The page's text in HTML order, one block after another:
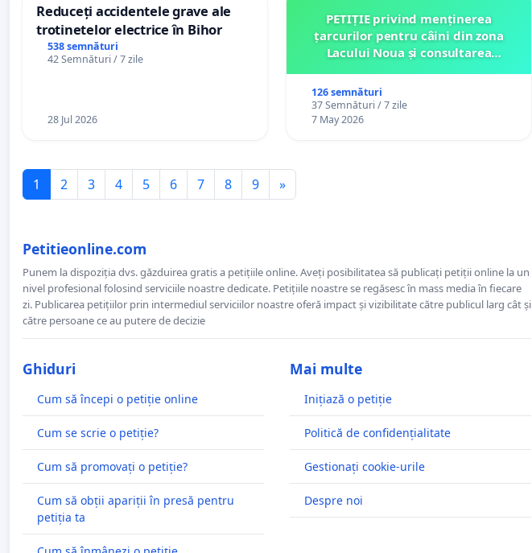
Reduceți accidentele grave ale
trotinetelor electrice în Bihor
538 semnături
42 Semnături / 7 zile
28 Jul 2026
PETIȚIE privind menținerea
țarcurilor pentru câini din zona
Lacului Noua și consultarea
126 semnături
37 Semnături / 7 zile
7 May 2026
1 2 3 4 5 6 7 8 9 »
Petitieonline.com
Punem la dispoziția dvs. găzduirea gratis a petițiile online. Aveți posibilitatea să publicați petiții online la un
nivel profesional folosind serviciile noastre dedicate. Petițiile noastre se regăsesc în mass media în fiecare
zi. Publicarea petițiilor prin intermediul serviciilor noastre oferă impact și vizibilitate către publicul larg cât și
către persoane ce au putere de decizie
Ghiduri
Cum să începi o petiție online
Cum se scrie o petiție?
Cum să promovați o petiție?
Cum să obții apariții în presă pentru
petiția ta
Mai multe
Inițiază o petiție
Politică de confidențialitate
Gestionați cookie-urile
Despre noi